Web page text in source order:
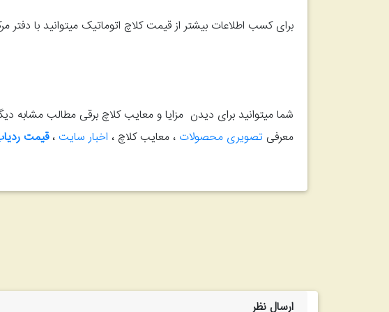
برای کسب اطلاعات بیشتر از قیمت کلاچ اتوماتیک میتوانید با دفتر
شما میتوانید برای دیدن مزایا و معایب کلاچ برقی مطالب مشابه
معرفی تصویری محصولات ، معایب کلاچ ، اخبار سایت،قیمت
ارسال نظر